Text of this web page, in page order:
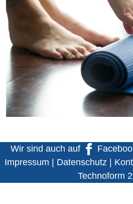
Wir sind auch auf
Impressum
Datenschutz|
Technoform